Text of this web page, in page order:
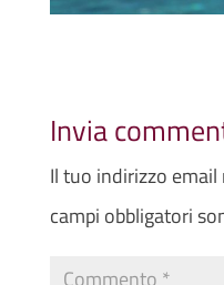
Invia
Il tuo indirizzo
campi obbligatori